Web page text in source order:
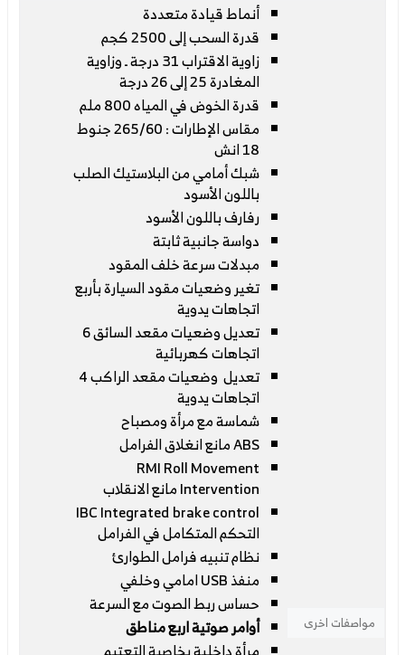
مواصفات اخرى
أنماط قيادة متعددة
قدرة السحب إلى 2500 كجم
زاوية الاقتراب 31 درجة ـ وزاوية
المغادرة 25 إلى 26 درجة
قدرة الخوض في المياه 800 ملم
مقاس الإطارات : 265/60 جنوط
18 انش
شبك أمامي من البلاستيك الصلب
باللون الأسود
رفارف باللون الأسود
دواسة جانبية ثابتة
مبدلات سرعة خلف المقود
تغير وضعيات مقود السيارة بأربع
اتجاهات يدوية
تعديل وضعيات مقعد السائق 6
اتجاهات كهربائية
تعديل وضعيات مقعد الراكب 4
اتجاهات يدوية
شماسة مع مرأة ومصباح
ABS مانع انغلاق الفرامل
RMI Roll Movement
Intervention مانع الانقلاب
IBC Integrated brake control
التحكم المتكامل في الفرامل
نظام تنبيه فرامل الطوارئ
منفذ USB امامي وخلفي
حساس ربط الصوت مع السرعة
أوامر صوتية اربع مناطق